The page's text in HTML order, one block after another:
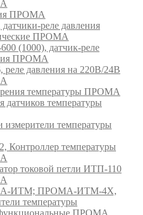
ПРОМА
реле давления
ПРОМА
(1000), датчик-реле
ПРОМА
реле давления на 220В/24В
температуры ПРОМА
датчиков температуры
измерители температуры
Контроллер температуры
токовой петли ИТП-110
ИТМ; ПРОМА-ИТМ-4Х,
температуры
ПРОМА